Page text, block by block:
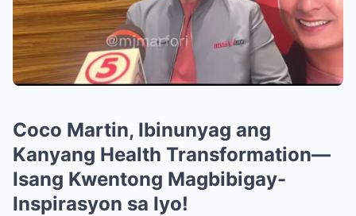
Coco Martin, Ibinunyag ang
Kanyang Health Transformation—
Isang Kwentong Magbibigay-
Inspirasyon sa Iyo!